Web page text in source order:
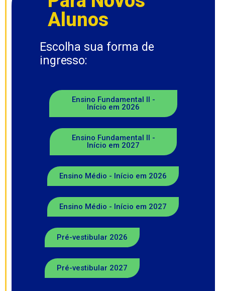
Alunos
Escolha sua forma de
ingresso:
Ensino Fundamental II -
Início em 2026
Ensino Fundamental II -
Início em 2027
Ensino Médio - Início em 2026
Ensino Médio - Início em 2027
Pré-vestibular 2026
Pré-vestibular 2027